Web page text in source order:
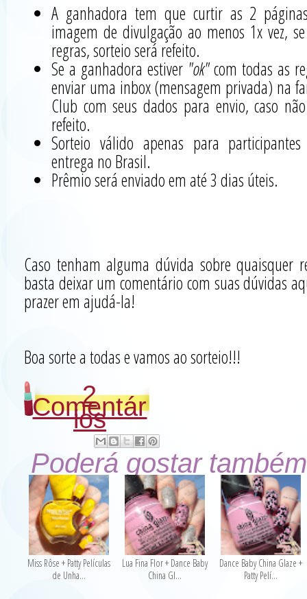
A ganhadora tem que curtir as 2
imagem de divulgação ao menos 1x vez,
regras, sorteio será refeito.
Se a ganhadora estiver "ok"com todas as
enviar uma inbox (mensagem privada) na
Club com seus dados para envio, caso
refeito.
Sorteio válido apenas para
entrega no Brasil.
Prêmio será enviado em até 3 dias úteis.
Caso tenham alguma dúvida sobre quaisquer
basta deixar um comentário com suas dúvidas
prazer em ajudá-la!
Boa sorte a todas e vamos ao sorteio!!!
2
Comentár
ios
Poderá gostar
Miss Rôse + Patty Películas
de Unha...
Lua Fina Flor + Dance Baby
China Gl...
Dance Baby China Glaze +
Patty Pelí...